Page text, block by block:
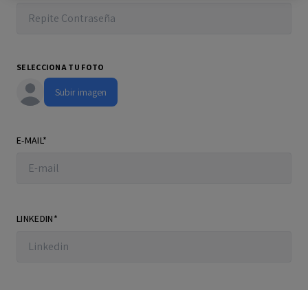
SELECCIONA TU FOTO
Subir imagen
E-MAIL*
LINKEDIN*